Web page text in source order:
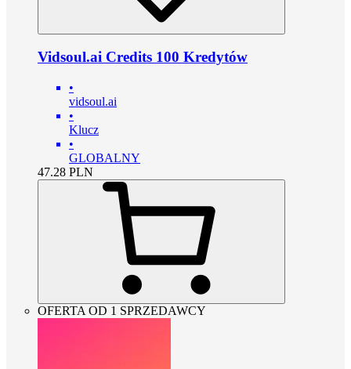
Vidsoul.ai Credits 100 Kredytów
•
vidsoul.ai
•
Klucz
•
GLOBALNY
47.28 PLN
OFERTA OD 1 SPRZEDAWCY